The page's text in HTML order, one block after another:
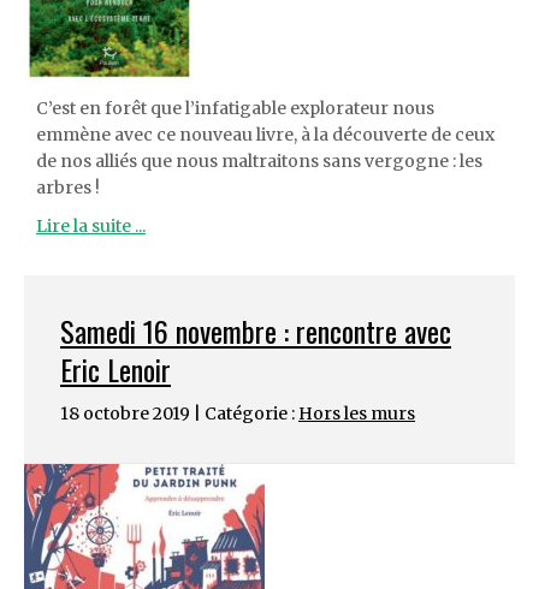
C’est en forêt que l’infatigable explorateur nous
emmène avec ce nouveau livre, à la découverte de ceux
de nos alliés que nous maltraitons sans vergogne : les
arbres !
Lire la suite ...
Samedi 16 novembre : rencontre avec
Eric Lenoir
18 octobre 2019 | Catégorie : Hors les murs